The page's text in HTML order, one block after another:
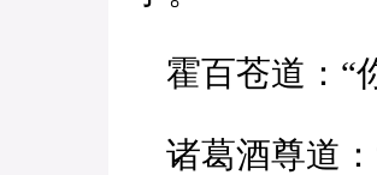
霍百苍道：“
诸葛酒尊道：